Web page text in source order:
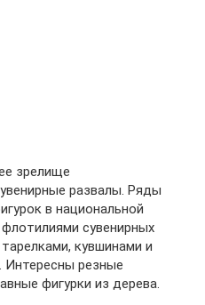
зрелище
развалы. Ряды
в национальной
сувенирных
кувшинами и
Интересны резные
фигурки из дерева.